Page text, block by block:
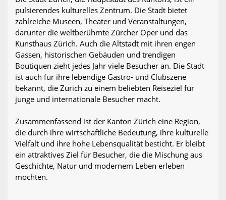
pulsierendes kulturelles Zentrum. Die Stadt bietet
zahlreiche Museen, Theater und Veranstaltungen,
darunter die weltberühmte Zürcher Oper und das
Kunsthaus Zürich. Auch die Altstadt mit ihren engen
Gassen, historischen Gebäuden und trendigen
Boutiquen zieht jedes Jahr viele Besucher an. Die Stadt
ist auch für ihre lebendige Gastro- und Clubszene
bekannt, die Zürich zu einem beliebten Reiseziel für
junge und internationale Besucher macht.
Zusammenfassend ist der Kanton Zürich eine Region,
die durch ihre wirtschaftliche Bedeutung, ihre kulturelle
Vielfalt und ihre hohe Lebensqualität besticht. Er bleibt
ein attraktives Ziel für Besucher, die die Mischung aus
Geschichte, Natur und modernem Leben erleben
möchten.